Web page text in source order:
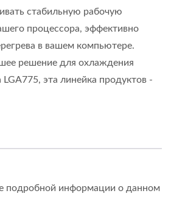
стабильную рабочую
процессора, эффективно
в вашем компьютере.
решение для охлаждения
эта линейка продуктов -
подробной информации о данном